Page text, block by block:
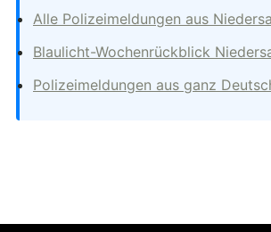
Alle Polizeimeldungen aus
Blaulicht-Wochenrückblick
Polizeimeldungen aus ganz